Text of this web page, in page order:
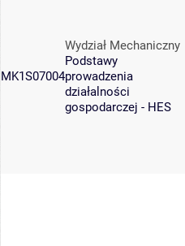
MK1S07004
Wydział Mechaniczny
Podstawy
prowadzenia
działalności
gospodarczej - HES